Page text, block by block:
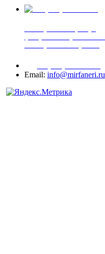
Email: info@mirfaneri.ru